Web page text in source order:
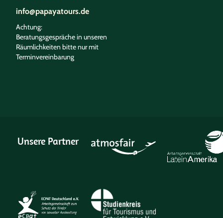
info@papayatours.de
Achtung:
Beratungsgespräche in unseren
Räumlichkeiten bitte nur mit
Terminvereinbarung
Unsere Partner